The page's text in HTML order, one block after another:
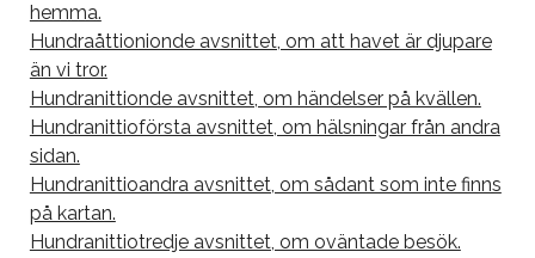
hemma.
Hundraåttionionde avsnittet, om att havet är djupare
än vi tror.
Hundranittionde avsnittet, om händelser på kvällen.
Hundranittioförsta avsnittet, om hälsningar från andra
sidan.
Hundranittioandra avsnittet, om sådant som inte finns
på kartan.
Hundranittiotredje avsnittet, om oväntade besök.